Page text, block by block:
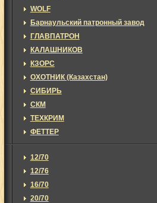
WOLF
Барнаульский патронный завод
ГЛАВПАТРОН
КАЛАШНИКОВ
КЗОРС
ОХОТНИК (Казахстан)
СИБИРЬ
СКМ
ТЕХКРИМ
ФЕТТЕР
12/70
12/76
16/70
20/70